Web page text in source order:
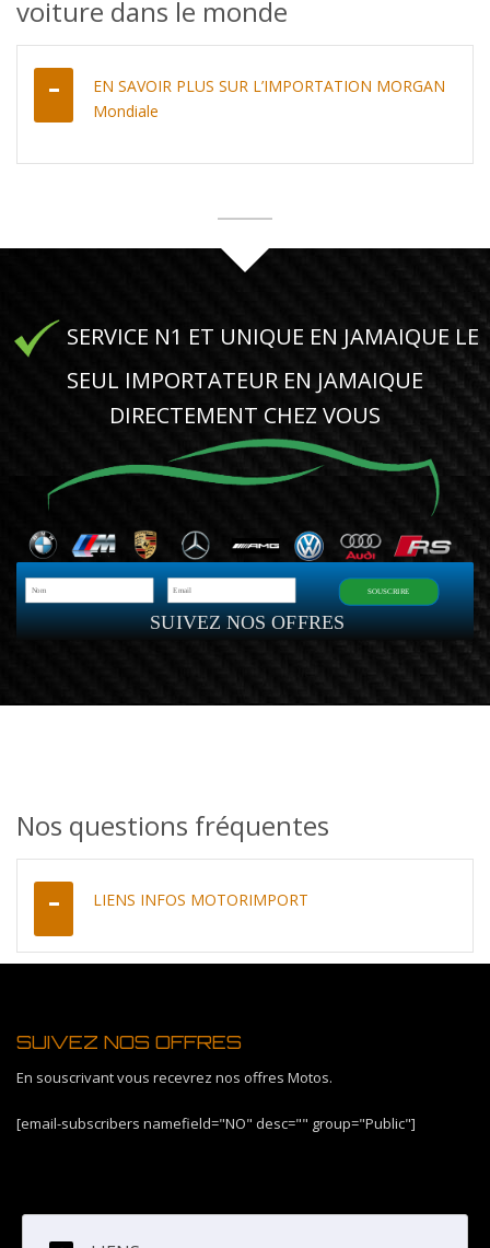
voiture dans le monde
EN SAVOIR PLUS SUR L’IMPORTATION MORGAN
Mondiale
SERVICE N1 ET UNIQUE EN JAMAIQUE LE
SEUL IMPORTATEUR EN JAMAIQUE
DIRECTEMENT CHEZ VOUS
SUIVEZ NOS OFFRES
SOUSCRIRE
Nos questions fréquentes
LIENS INFOS MOTORIMPORT
SUIVEZ NOS OFFRES
En souscrivant vous recevrez nos offres Motos.
[email-subscribers namefield="NO" desc="" group="Public"]